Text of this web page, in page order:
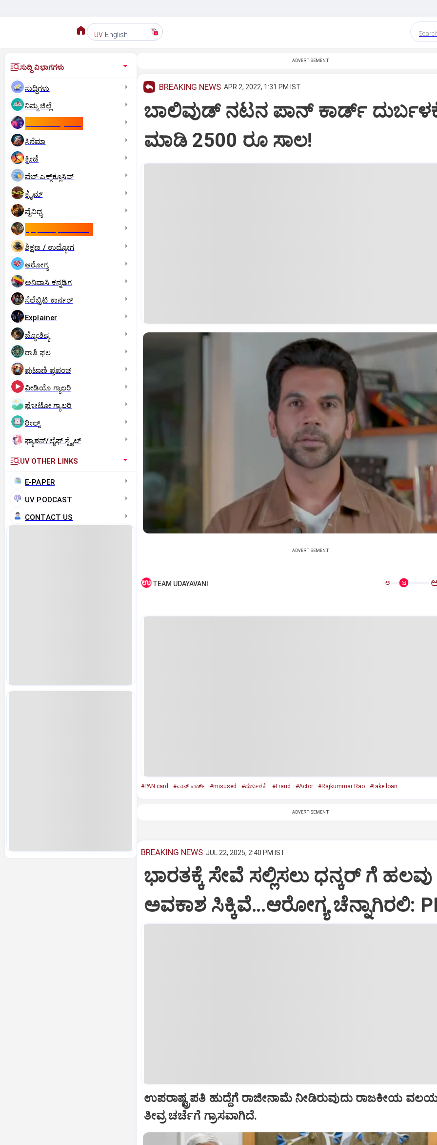
UV English
ಸುದ್ದಿ ವಿಭಾಗಗಳು
ಸುದ್ದಿಗಳು
ನಿಮ್ಮ ಜಿಲ್ಲೆ
ಸಿನೆಮಾ
ಕ್ರೀಡೆ
ವೆಬ್ ಎಕ್ಸ್‌ಕ್ಲೂಸಿವ್
ಕ್ರೈಮ್
ವೈವಿಧ್ಯ
ಶಿಕ್ಷಣ / ಉದ್ಯೋಗ
ಆರೋಗ್ಯ
ಅನಿವಾಸಿ ಕನ್ನಡಿಗ
ಸೆಲೆಬ್ರಿಟಿ ಕಾರ್ನರ್‌
Explainer
ಜ್ಯೋತಿಷ್ಯ
ರಾಶಿ ಫಲ
ಪುಟಾಣಿ ಪ್ರಪಂಚ
ವೀಡಿಯೊ ಗ್ಯಾಲರಿ
ಫೋಟೋ ಗ್ಯಾಲರಿ
ರೀಲ್ಸ್
ಫ್ಯಾಶನ್/ಲೈಫ್‌ ಸ್ಟೈಲ್
UV OTHER LINKS
E-PAPER
UV PODCAST
CONTACT US
ADVERTISEMENT
BREAKING NEWS APR 2, 2022, 1:31 PM IST
ಬಾಲಿವುಡ್ ನಟನ ಪಾನ್ ಕಾರ್ಡ್
ಮಾಡಿ 2500 ರೂ ಸಾಲ!
ADVERTISEMENT
TEAM UDAYAVANI ಅ
#PAN card #ಪಾನ್ ಕಾರ್ಡ್ #misused #ದುರ್ಬಳಕೆ #Fraud #Actor #Rajkummar Rao #take loan
ADVERTISEMENT
BREAKING NEWS JUL 22, 2025, 2:40 PM IST
ಭಾರತಕ್ಕೆ ಸೇವೆ ಸಲ್ಲಿಸಲು ಧನ್ಕರ್‌ ಗೆ ಹಲವು
ಅವಕಾಶ ಸಿಕ್ಕಿವೆ…ಆರೋಗ್ಯ ಚೆನ್ನಾಗಿರಲಿ:
ಉಪರಾಷ್ಟ್ರಪತಿ ಹುದ್ದೆಗೆ ರಾಜೀನಾಮೆ ನೀಡಿರುವುದು ರಾಜಕೀಯ
ತೀವ್ರ ಚರ್ಚೆಗೆ ಗ್ರಾಸವಾಗಿದೆ.